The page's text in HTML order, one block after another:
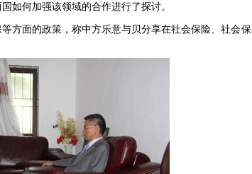
如何加强该领域的合作进行了探讨。
方面的政策，称中方乐意与贝分享在社会保险、社会保